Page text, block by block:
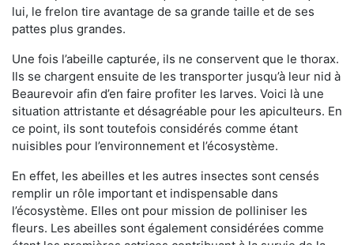
lui, le frelon tire avantage de sa grande taille et de ses
pattes plus grandes.
Une fois l’abeille capturée, ils ne conservent que le thorax.
Ils se chargent ensuite de les transporter jusqu’à leur nid à
Beaurevoir afin d’en faire profiter les larves. Voici là une
situation attristante et désagréable pour les apiculteurs. En
ce point, ils sont toutefois considérés comme étant
nuisibles pour l’environnement et l’écosystème.
En effet, les abeilles et les autres insectes sont censés
remplir un rôle important et indispensable dans
l’écosystème. Elles ont pour mission de polliniser les
fleurs. Les abeilles sont également considérées comme